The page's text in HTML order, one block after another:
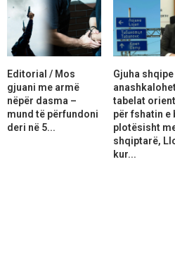
Editorial / Mos
gjuani me armë
nëpër dasma –
mund të përfundoni
deri në 5...
Gjuha shqipe
tabelat
për fshatin e
plotësisht
shqiptarë,
kur...